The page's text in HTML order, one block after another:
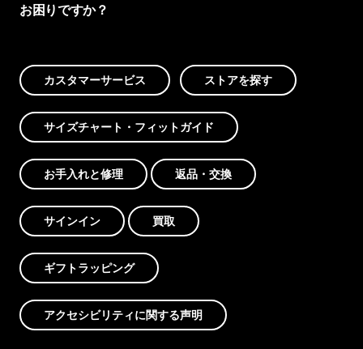
お困りですか？
カスタマーサービス ストアを探す
サイズチャート・フィットガイド
お手入れと修理 返品・交換
サインイン 買取
ギフトラッピング
アクセシビリティに関する声明